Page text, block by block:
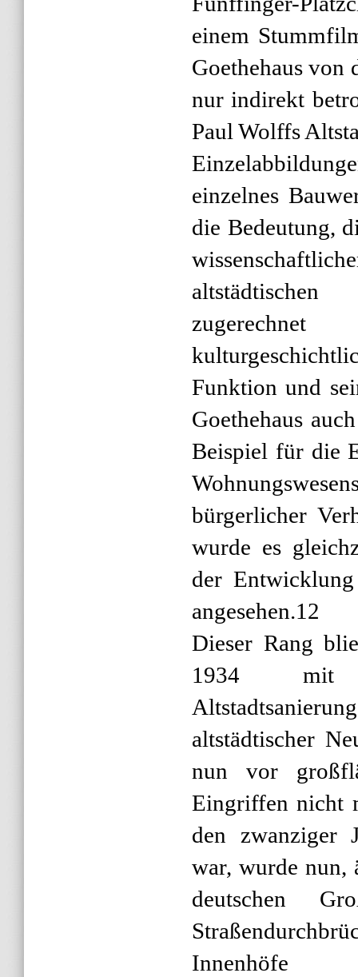
einem
Goethehaus von
nur indirekt
Paul Wolffs
einzelnes
die Bedeutung,
Funktion und
Goethehaus
Beispiel für die
bürgerlicher
wurde es
der
angesehen.12
Dieser Rang
1934 mit
altstädtischer
nun vor
Eingriffen nicht
den zwanziger
war, wurde nun,
deutschen
Innenhöfe